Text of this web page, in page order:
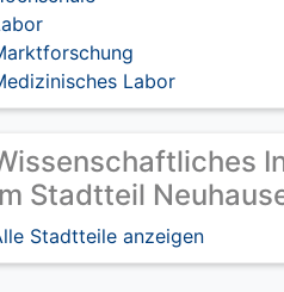
Labor
Stadtteil
Stadtteile anzeigen